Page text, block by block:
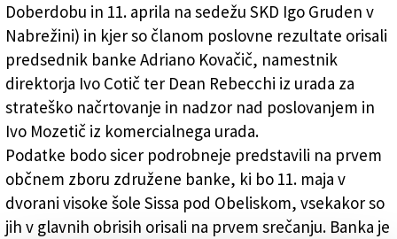
Doberdobu in 11. aprila na sedežu SKD Igo Gruden v
Nabrežini) in kjer so članom poslovne rezultate orisali
predsednik banke Adriano Kovačič, namestnik
direktorja Ivo Cotič ter Dean Rebecchi iz urada za
strateško načrtovanje in nadzor nad poslovanjem in
Ivo Mozetič iz komercialnega urada.
Podatke bodo sicer podrobneje predstavili na prvem
občnem zboru združene banke, ki bo 11. maja v
dvorani visoke šole Sissa pod Obeliskom, vsekakor so
jih v glavnih obrisih orisali na prvem srečanju. Banka je